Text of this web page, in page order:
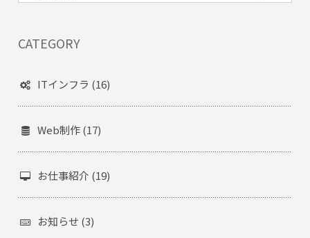
CATEGORY
ITインフラ (16)
Web制作 (17)
お仕事紹介 (19)
お知らせ (3)